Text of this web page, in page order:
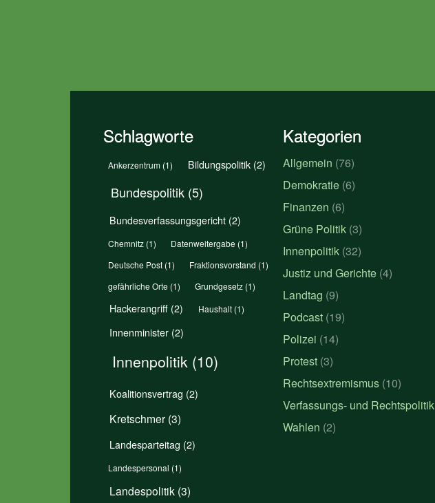
Schlagworte
Ankerzentrum (1) Bildungspolitik (2)
Bundespolitik(5)
Bundesverfassungsgericht(2)
Chemnitz (1) Datenweitergabe(1)
Deutsche Post (1) Fraktionsvorstand (1)
gefährliche Orte (1) Grundgesetz(1)
Hackerangriff(2) Haushalt (1)
Innenminister(2)
Innenpolitik(10)
Koalitionsvertrag (2)
Kretschmer (3)
Landesparteitag (2)
Landespersonal (1)
Landespolitik (3)
Kategorien
Allgemein (76)
Demokratie (6)
Finanzen (6)
Grüne Politik (3)
Innenpolitik (32)
Justiz und Gerichte (4)
Landtag (9)
Podcast (19)
Polizei (14)
Protest (3)
Rechtsextremismus (10)
Verfassungs- und Rechtspolitik
Wahlen (2)